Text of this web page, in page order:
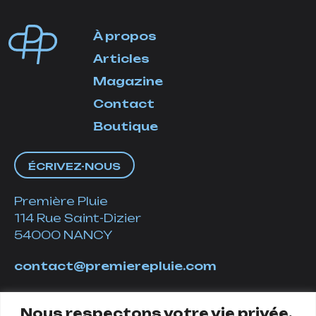
Nous respectons votre vie privée.
À propos
Articles
Magazine
Contact
Boutique
ÉCRIVEZ-NOUS
Première Pluie
114 Rue Saint-Dizier
54000 NANCY
contact@premierepluie.com